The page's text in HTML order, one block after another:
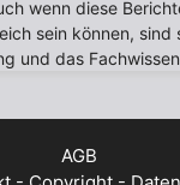
wenn diese
sein können, sind
und das
AGB